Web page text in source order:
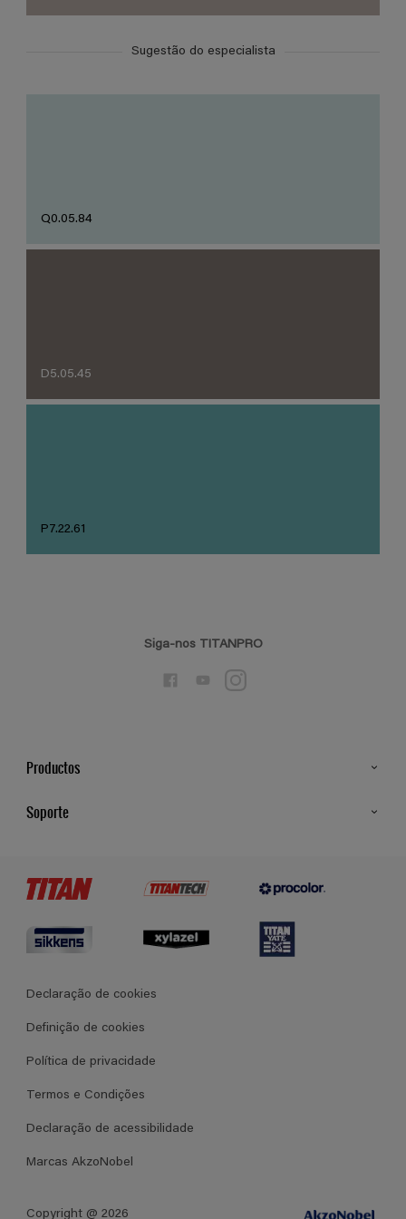
Sugestão do especialista
Q0.05.84
D5.05.45
P7.22.61
Siga-nos TITANPRO
Productos
Soporte
Termos e Condições Gerais de Venda
Declaração de cookies
Definição de cookies
Política de privacidade
Termos e Condições
Declaração de acessibilidade
Marcas AkzoNobel
Copyright @ 2026